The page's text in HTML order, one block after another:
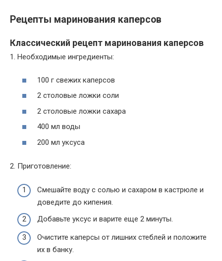
Рецепты маринования каперсов
Классический рецепт маринования каперсов
1. Необходимые ингредиенты:
100 г свежих каперсов
2 столовые ложки соли
2 столовые ложки сахара
400 мл воды
200 мл уксуса
2. Приготовление:
Смешайте воду с солью и сахаром в кастрюле и
доведите до кипения.
Добавьте уксус и варите еще 2 минуты.
Очистите каперсы от лишних стеблей и положите
их в банку.